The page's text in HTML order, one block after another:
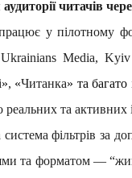
читачів
у пілотному
Media,
», «Читанка» та
та активних
фільтрів за
та форматом —